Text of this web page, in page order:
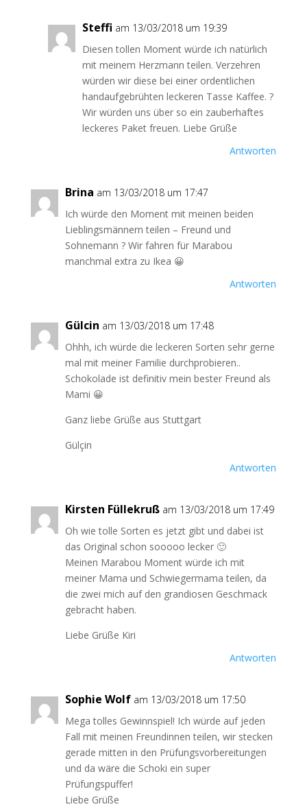
Steffi am 13/03/2018 um 19:39
Diesen tollen Moment würde ich natürlich
mit meinem Herzmann teilen. Verzehren
würden wir diese bei einer ordentlichen
handaufgebrühten leckeren Tasse Kaffee. ?
Wir würden uns über so ein zauberhaftes
leckeres Paket freuen. Liebe Grüße
Antworten
Brina am 13/03/2018 um 17:47
Ich würde den Moment mit meinen beiden
Lieblingsmännern teilen – Freund und
Sohnemann ? Wir fahren für Marabou
manchmal extra zu Ikea 😀
Antworten
Gülcin am 13/03/2018 um 17:48
Ohhh, ich würde die leckeren Sorten sehr gerne
mal mit meiner Familie durchprobieren..
Schokolade ist definitiv mein bester Freund als
Mami 😀
Ganz liebe Grüße aus Stuttgart
Gülçin
Antworten
Kirsten Füllekruß am 13/03/2018 um 17:49
Oh wie tolle Sorten es jetzt gibt und dabei ist
das Original schon sooooo lecker 🙂
Meinen Marabou Moment würde ich mit
meiner Mama und Schwiegermama teilen, da
die zwei mich auf den grandiosen Geschmack
gebracht haben.
Liebe Grüße Kiri
Antworten
Sophie Wolf am 13/03/2018 um 17:50
Mega tolles Gewinnspiel! Ich würde auf jeden
Fall mit meinen Freundinnen teilen, wir stecken
gerade mitten in den Prüfungsvorbereitungen
und da wäre die Schoki ein super
Prüfungspuffer!
Liebe Grüße